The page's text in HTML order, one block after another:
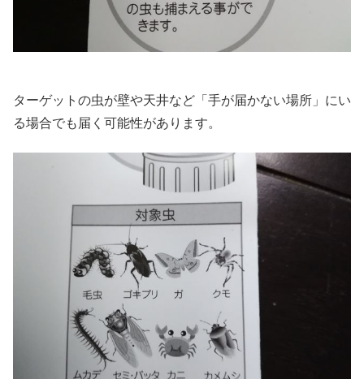
ターゲットの虫が壁や天井など「手が届かない場所」にい
る場合でも届く可能性があります。